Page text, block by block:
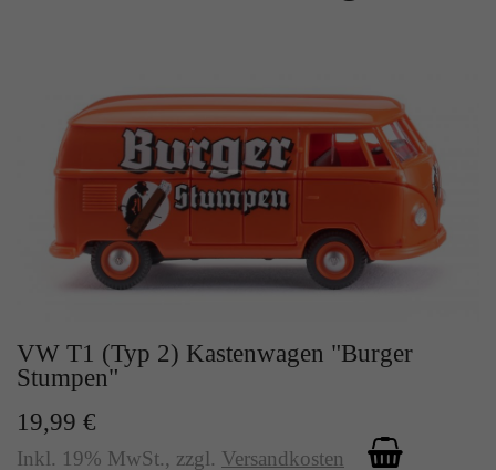
VW T1 (Typ 2) Kastenwagen "Burger
Stumpen"
19,99 €
Inkl. 19% MwSt., zzgl. Versandkosten